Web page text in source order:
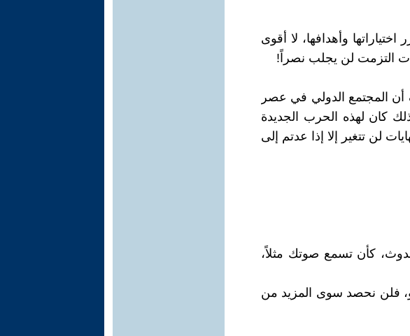
وأهدافها، لا أقوى
التزمت لن يجلب نصراً!
أن المجتمع الدولي في عصر
كان لهذه الحرب الجديدة
لن تتغير إلا إذا عدتم إلى
كأن تسمع صوتك مثلاً،
فلن نحصد سوى المزيد من